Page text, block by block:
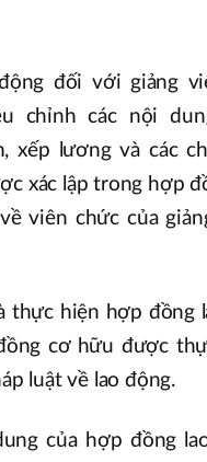
đối với giảng
chỉnh các nội
xếp lương và các
xác lập trong hợp
viên chức của
thực hiện hợp đồng
cơ hữu được
luật về lao động.
của hợp đồng